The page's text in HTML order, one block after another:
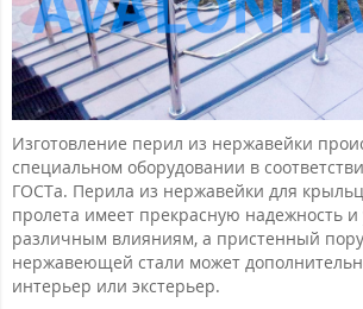
Изготовление перил из нержавейки
специальном оборудовании в
ГОСТа. Перила из нержавейки для
пролета имеет прекрасную надежность и
различным влияниям, а пристенный
нержавеющей стали может
интерьер или экстерьер.